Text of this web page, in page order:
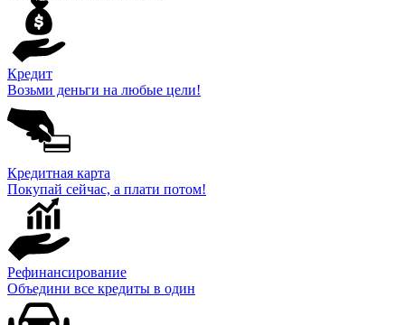
Кредит
Возьми деньги на любые цели!
Кредитная карта
Покупай сейчас, а плати потом!
Рефинансирование
Объедини все кредиты в один